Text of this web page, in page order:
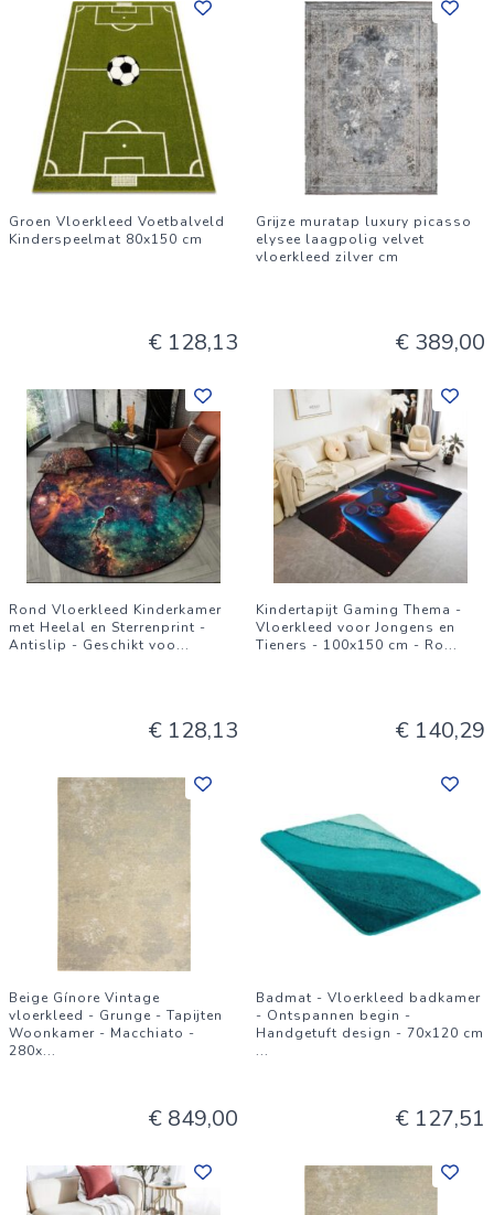
Groen Vloerkleed Voetbalveld
Kinderspeelmat 80x150 cm
€ 128,13
Grijze muratap luxury picasso
elysee laagpolig velvet
vloerkleed zilver cm
€ 389,00
Rond Vloerkleed Kinderkamer
met Heelal en Sterrenprint -
Antislip - Geschikt voo...
€ 128,13
Kindertapijt Gaming Thema -
Vloerkleed voor Jongens en
Tieners - 100x150 cm - Ro...
€ 140,29
Beige Gínore Vintage
vloerkleed - Grunge - Tapijten
Woonkamer - Macchiato -
280x...
€ 849,00
Badmat - Vloerkleed badkamer
- Ontspannen begin -
Handgetuft design - 70x120 cm
...
€ 127,51